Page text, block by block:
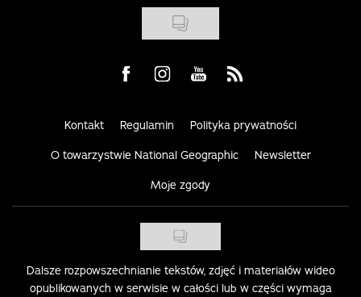
Visit us on Facebook
Visit us on Instagram
Visit us on Youtube
Visit us on Rss
Kontakt Regulamin Polityka prywatności
O towarzystwie National Geographic Newsletter
Moje zgody
Dalsze rozpowszechnianie tekstów, zdjęć i materiałów wideo
opublikowanych w serwisie w całości lub w części wymaga